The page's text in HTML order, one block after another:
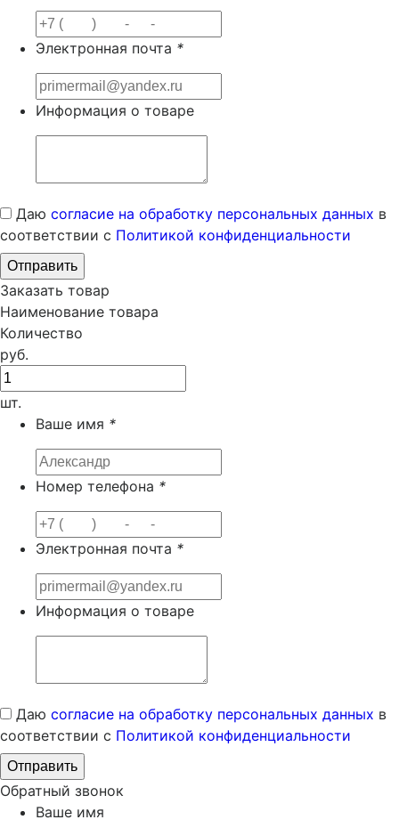
Электронная почта *
Информация о товаре
Даю согласие на обработку персональных данных в
соответствии с Политикой конфиденциальности
Заказать товар
Наименование товара
Количество
руб.
шт.
Ваше имя *
Номер телефона *
Электронная почта *
Информация о товаре
Даю согласие на обработку персональных данных в
соответствии с Политикой конфиденциальности
Обратный звонок
Ваше имя